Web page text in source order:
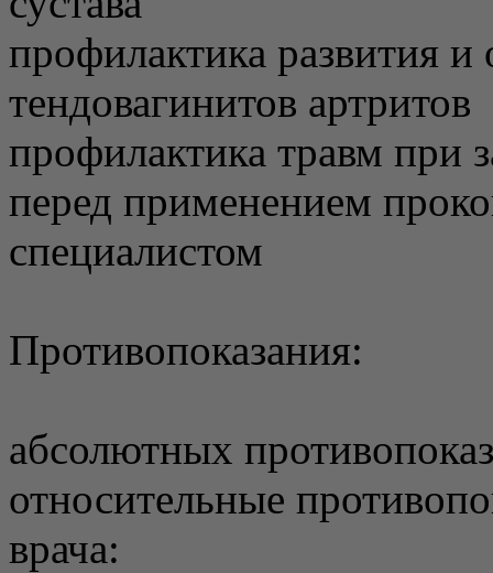
профилактика развития
тендовагинитов артритов
профилактика травм при
перед применением
специалистом
Противопоказания:
абсолютных
относительные
врача: